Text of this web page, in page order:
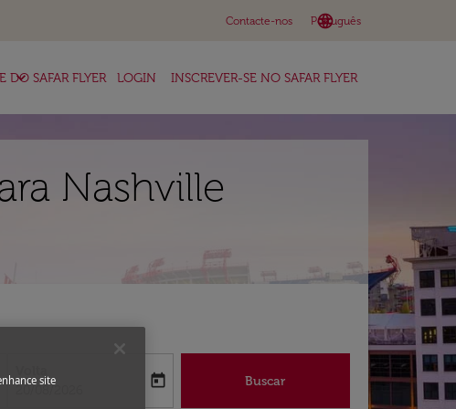
Contacte-nos language
Português
keyboard_arrow_down
DO SAFAR FLYER
keyboard_arrow_down LOGIN INSCREVER-SE NO SAFAR FLYER
Nashville
aria-label
fc-booking-return-date-aria-label
today Buscar
site